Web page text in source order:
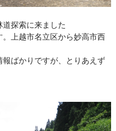
探索に来ました
上越市名立区から妙高市西
ばかりですが、とりあえず